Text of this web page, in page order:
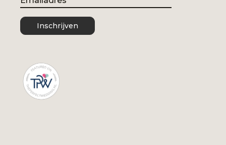
Inschrijven